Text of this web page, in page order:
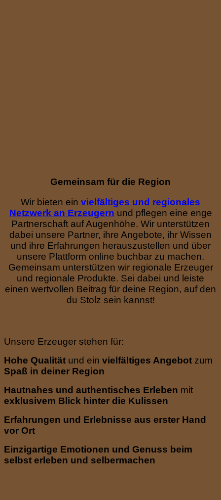
Gemeinsam für die Region
Wir bieten ein vielfältiges und regionales
Netzwerk an Erzeugern und pflegen eine enge
Partnerschaft auf Augenhöhe. Wir unterstützen
dabei unsere Partner, ihre Angebote, ihr Wissen
und ihre Erfahrungen herauszustellen und über
unsere Plattform online buchbar zu machen.
Gemeinsam unterstützen wir regionale Erzeuger
und regionale Produkte. Sei dabei und leiste
einen wertvollen Beitrag für deine Region, auf den
du Stolz sein kannst!
Unsere Erzeuger stehen für:
Hohe Qualität und ein vielfältiges Angebot zum
Spaß in deiner Region
Hautnahes und authentisches Erleben mit
exklusivem Blick hinter die Kulissen
Erfahrungen und Erlebnisse aus erster Hand
vor Ort
Einzigartige Emotionen und Genuss beim
selbst erleben und selbermachen